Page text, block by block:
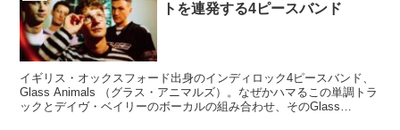
トを連発する4ピースバンド
イギリス・オックスフォード出身のインディロック4ピースバンド、
Glass Animals （グラス・アニマルズ）。なぜかハマるこの単調トラ
ックとデイヴ・ベイリーのボーカルの組み合わせ、そのGlass